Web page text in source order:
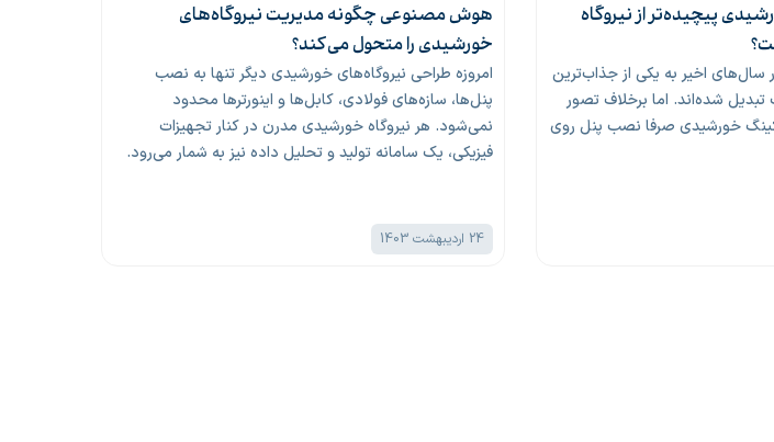
پیچیده‌تر از نیروگاه
اخیر به یکی از جذاب‌ترین
شده‌اند. اما برخلاف تصور
خورشیدی صرفا نصب پنل روی
هوش مصنوعی چگونه مدیریت نیروگاه‌های
خورشیدی را متحول می‌کند؟
امروزه طراحی نیروگاه‌های خورشیدی دیگر تنها به نصب
پنل‌ها، سازه‌های فولادی، کابل‌ها و اینورترها محدود
نمی‌شود. هر نیروگاه خورشیدی مدرن در کنار تجهیزات
فیزیکی، یک سامانه تولید و تحلیل داده نیز به شمار می‌رود.
24 اردیبهشت 1403